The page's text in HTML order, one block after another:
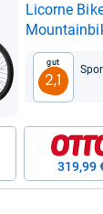
Licorne
Gut
2,1
319,99